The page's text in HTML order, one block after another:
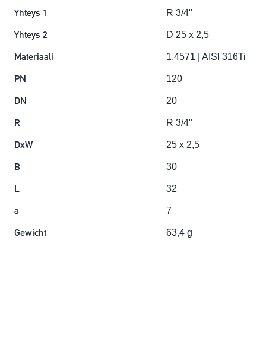
Yhteys 1 R 3/4"
Yhteys 2 D 25 x 2,5
Materiaali 1.4571 | AISI 316Ti
PN 120
DN 20
R R 3/4"
DxW 25 x 2,5
B 30
L 32
a 7
Gewicht 63,4 g